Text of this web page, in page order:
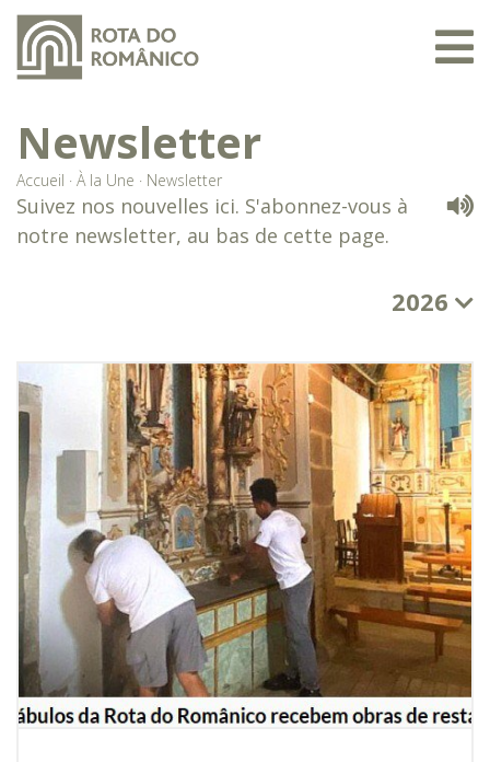
Newsletter
Accueil · À la Une · Newsletter
Suivez nos nouvelles ici. S'abonnez-vous à
notre newsletter, au bas de cette page.
2026